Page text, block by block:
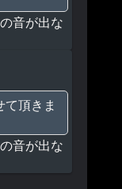
音が出な
頂きま
音が出な